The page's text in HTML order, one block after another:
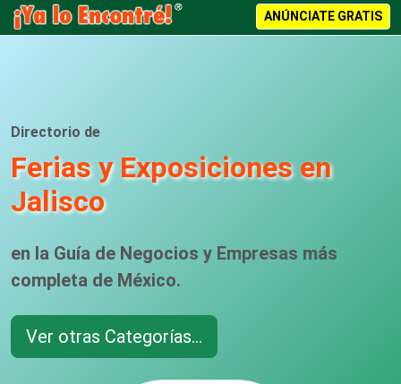
ANÚNCIATE GRATIS
Directorio de
Ferias y Exposiciones en
Jalisco
en la Guía de Negocios y Empresas más
completa de México.
Ver otras Categorías...